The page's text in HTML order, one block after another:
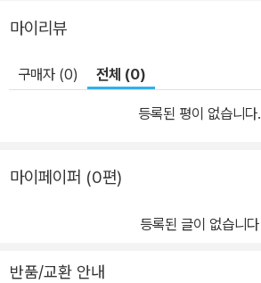
마이리뷰
구매자 (0) 전체 (0)
등록된 평이 없습니다.
마이페이퍼 (0편)
등록된 글이 없습니다
반품/교환 안내